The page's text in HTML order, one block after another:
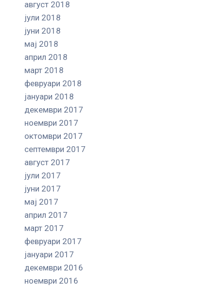
август 2018
јули 2018
јуни 2018
мај 2018
април 2018
март 2018
февруари 2018
јануари 2018
декември 2017
ноември 2017
октомври 2017
септември 2017
август 2017
јули 2017
јуни 2017
мај 2017
април 2017
март 2017
февруари 2017
јануари 2017
декември 2016
ноември 2016